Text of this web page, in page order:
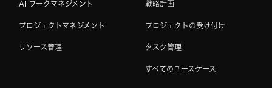
AI ワークマネジメント
プロジェクトマネジメント
リソース管理
戦略計画
プロジェクトの受け付け
タスク管理
すべてのユースケース